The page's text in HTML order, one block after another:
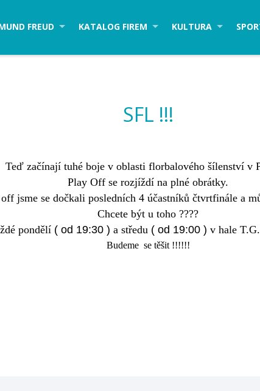
FREUD KATALOG FIREM KULTURA
SFL !!!
Teď začínají tuhé boje v oblasti florbalového šílenství v
Play Off se rozjíždí na plné obrátky.
jsme se dočkali posledních 4 účastníků čtvrtfinále a
Chcete být u toho ????
pondělí ( od 19:30 ) a středu ( od 19:00 ) v hale
Budeme se těšit !!!!!!